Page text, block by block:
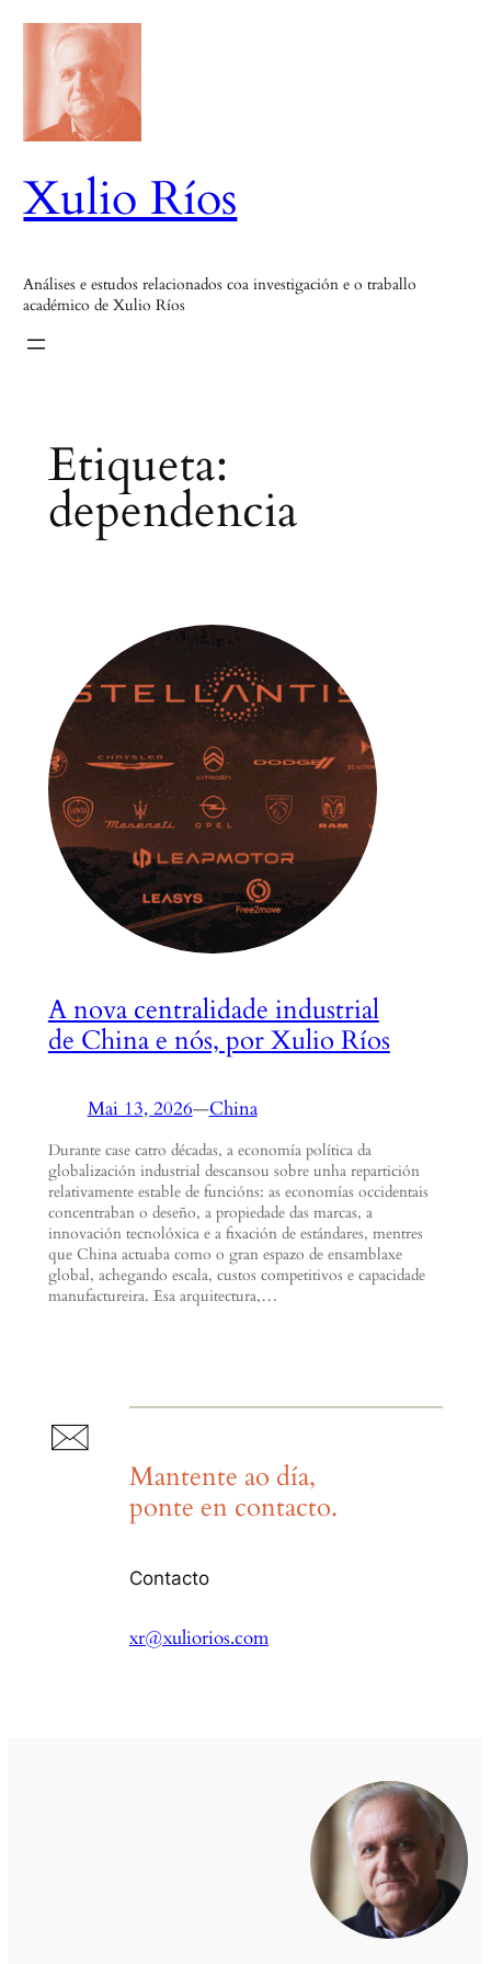
Saltar
contido
Xulio Ríos
Análises e estudos relacionados coa investigación e o traballo
académico de Xulio Ríos
Etiqueta:
dependencia
A nova centralidade industrial
de China e nós, por Xulio Ríos
Mai 13, 2026—China
Durante case catro décadas, a economía política da
globalización industrial descansou sobre unha repartición
relativamente estable de funcións: as economías occidentais
concentraban o deseño, a propiedade das marcas, a
innovación tecnolóxica e a fixación de estándares, mentres
que China actuaba como o gran espazo de ensamblaxe
global, achegando escala, custos competitivos e capacidade
manufactureira. Esa arquitectura,…
Mantente ao día,
ponte en contacto.
Contacto
xr@xuliorios.com